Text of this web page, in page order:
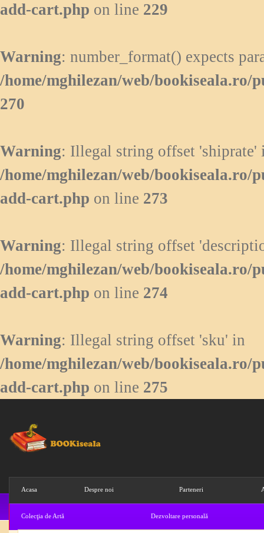
add-cart.php on line 229
Warning: number_format() expects
/home/mghilezan/web/
270
Warning: Illegal string offset 'shiprate'
/home/mghilezan/web/bookiseala.ro/
add-cart.php on line 273
Warning: Illegal string offset
/home/mghilezan/web/bookiseala.ro/
add-cart.php on line 274
Warning: Illegal string offset 'sku' in
/home/mghilezan/web/bookiseala.ro/
add-cart.php on line 275
Acasa Despre noi Parteneri
Colecţia de Artă Dezvoltare personală